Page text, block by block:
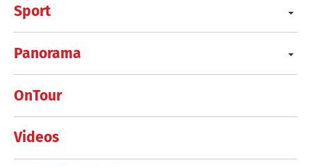
Sport
Panorama
OnTour
Videos